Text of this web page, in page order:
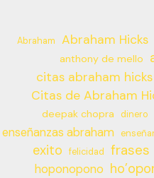
Abraham Abraham Hicks
anthony de mello
citas abraham hicks
Citas de Abraham
deepak chopra dinero
enseñanzas abraham
exito felicidad frases
hoponopono